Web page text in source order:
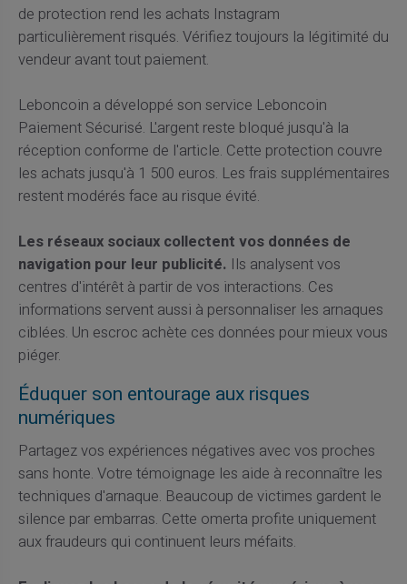
de protection rend les achats Instagram
particulièrement risqués. Vérifiez toujours la légitimité du
vendeur avant tout paiement.
Leboncoin a développé son service Leboncoin
Paiement Sécurisé. L'argent reste bloqué jusqu'à la
réception conforme de l'article. Cette protection couvre
les achats jusqu'à 1 500 euros. Les frais supplémentaires
restent modérés face au risque évité.
Les réseaux sociaux collectent vos données de
navigation pour leur publicité. Ils analysent vos
centres d'intérêt à partir de vos interactions. Ces
informations servent aussi à personnaliser les arnaques
ciblées. Un escroc achète ces données pour mieux vous
piéger.
Éduquer son entourage aux risques
numériques
Partagez vos expériences négatives avec vos proches
sans honte. Votre témoignage les aide à reconnaître les
techniques d'arnaque. Beaucoup de victimes gardent le
silence par embarras. Cette omerta profite uniquement
aux fraudeurs qui continuent leurs méfaits.